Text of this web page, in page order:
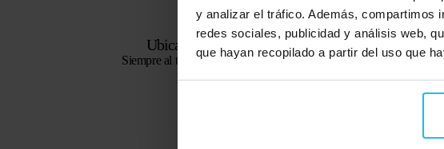
y analizar el tráfico. Además, compartimos
redes sociales, publicidad y análisis web,
que hayan recopilado a partir del uso que
Ubicaciones en el mapa
Siempre al tanto de las ubicaciones más
Mira la